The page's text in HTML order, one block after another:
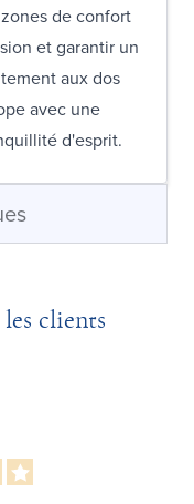
de confort
et garantir un
aux dos
avec une
d'esprit.
clients